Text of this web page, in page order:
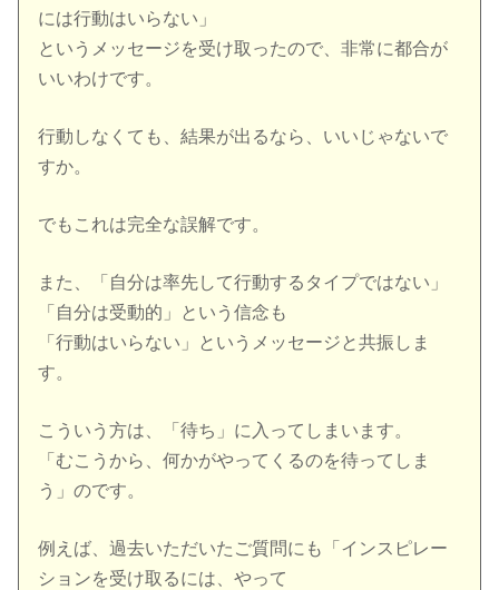
には行動はいらない」
というメッセージを受け取ったので、非常に都合が
いいわけです。
行動しなくても、結果が出るなら、いいじゃないで
すか。
でもこれは完全な誤解です。
また、「自分は率先して行動するタイプではない」
「自分は受動的」という信念も
「行動はいらない」というメッセージと共振しま
す。
こういう方は、「待ち」に入ってしまいます。
「むこうから、何かがやってくるのを待ってしま
う」のです。
例えば、過去いただいたご質問にも「インスピレー
ションを受け取るには、やって